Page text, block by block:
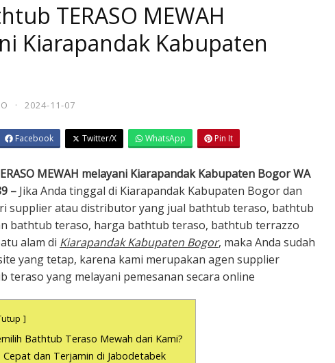
TERASO MEWAH
Kiarapandak Kabupaten
· 2024-11-07
Facebook Twitter/X WhatsApp Pin It
MEWAH melayani Kiarapandak Kabupaten Bogor WA
– Jika Anda tinggal di Kiarapandak Kabupaten Bogor dan
supplier atau distributor yang jual bathtub teraso, bathtub
bathtub teraso, harga bathtub teraso, bathtub terrazzo
alam di Kiarapandak Kabupaten Bogor, maka Anda sudah
yang tetap, karena kami merupakan agen supplier
teraso yang melayani pemesanan secara online
Bathtub Teraso Mewah dari Kami?
Cepat dan Terjamin di Jabodetabek